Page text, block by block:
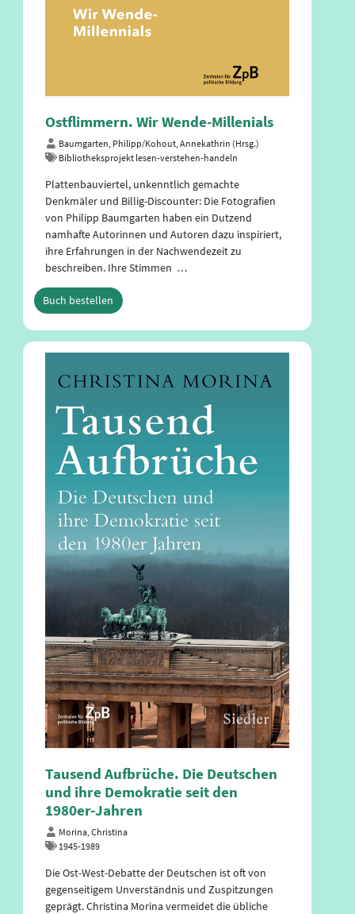
Ostflimmern. Wir Wende-Millenials
Baumgarten, Philipp/Kohout, Annekathrin (Hrsg.)
Bibliotheksprojekt lesen-verstehen-handeln
Plattenbauviertel, unkenntlich gemachte
Denkmäler und Billig-Discounter: Die Fotografien
von Philipp Baumgarten haben ein Dutzend
namhafte Autorinnen und Autoren dazu inspiriert,
ihre Erfahrungen in der Nachwendezeit zu
beschreiben. Ihre Stimmen …
Buch bestellen
Tausend Aufbrüche. Die Deutschen
und ihre Demokratie seit den
1980er-Jahren
Morina, Christina
1945-1989
Die Ost-West-Debatte der Deutschen ist oft von
gegenseitigem Unverständnis und Zuspitzungen
geprägt. Christina Morina vermeidet die übliche